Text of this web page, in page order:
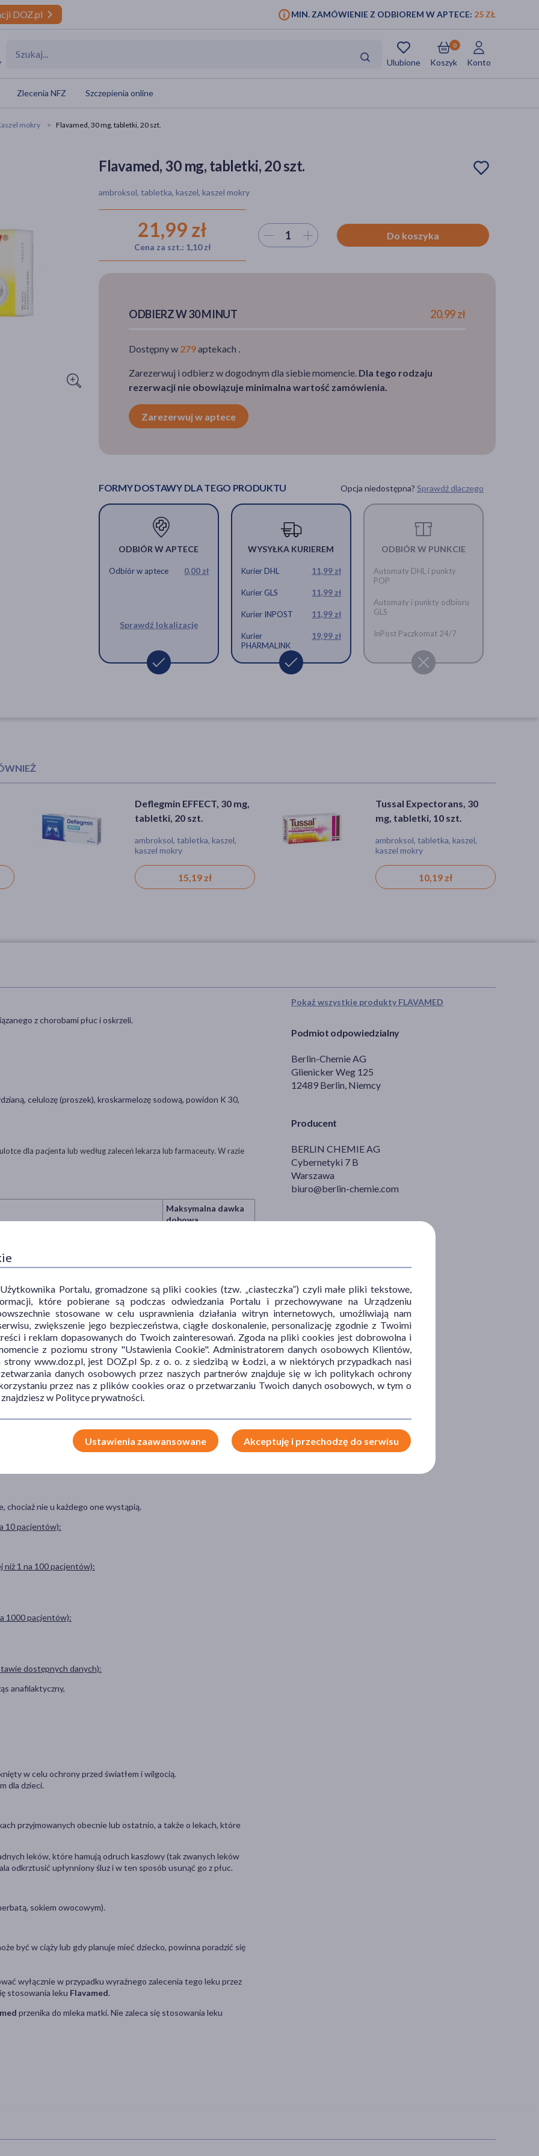
DOZ.pl MIN. ZAMÓWIENIE Z ODBIOREM W APTECE: 25 ZŁ
Ulubione Koszyk
0
Konto
Zlecenia NFZ Szczepienia online
mokry Flavamed, 30 mg, tabletki, 20 szt.
Flavamed, 30 mg, tabletki, 20 szt.
ambroksol, tabletka, kaszel, kaszel mokry
21,99 zł
Cena za szt.: 1,10 zł
Wybierz ilość Do koszyka
ODBIERZ W 30 MINUT 20,99 zł
Dostępny w 279aptekach .
Zarezerwuj i odbierz w dogodnym dla siebie momencie. Dla tego rodzaju
rezerwacji nie obowiązuje minimalna wartość zamówienia.
Zarezerwuj w aptece
FORMY DOSTAWY DLA TEGO PRODUKTU Opcja niedostępna? Sprawdź dlaczego
ODBIÓR W APTECE
Odbiór w aptece 0,00 zł
Sprawdź lokalizację
WYSYŁKA KURIEREM
Kurier DHL 11,99 zł
Kurier GLS 11,99 zł
Kurier INPOST 11,99 zł
Kurier
PHARMALINK
19,99 zł
ODBIÓR W PUNKCIE
Automaty DHL i punkty
POP
Automaty i punkty odbioru
GLS
InPost Paczkomat 24/7
Deflegmin EFFECT, 30 mg,
tabletki, 20 szt.
ambroksol, tabletka, kaszel,
kaszel mokry
15,19 zł
Tussal Expectorans, 30
mg, tabletki, 10 szt.
ambroksol, tabletka, kaszel,
kaszel mokry
10,19 zł
Flavamed, 60 mg, tabletki
musujące, 10 szt.
ambroksol, tabletka, kaszel,
kaszel mokry
18,29 zł
Flavamed max, 30 mg/5 ml,
roztwór doustny, 100 ml
ambroksol, syrop, kaszel, kaszel
mokry
16,99 zł
Pokaż wszystkie produkty FLAVAMED
Podmiot odpowiedzialny
Berlin-Chemie AG
Glienicker Weg 125
12489 Berlin, Niemcy
Producent
BERLIN CHEMIE AG
Cybernetyki 7 B
Warszawa
biuro@berlin-chemie.com
z chorobami płuc i oskrzeli.
celulozę (proszek), kroskarmelozę sodową, powidon K 30,
dla pacjenta lub według zaleceń lekarza lub farmaceuty. W razie
Maksymalna dawka
dobowa
3 razy na dobę, następnie 1
odpowiednią ilością płynu (wody, herbaty, soku owocowego).
dłużej niż 4 – 5 dni.
ulegają nasileniu, należy niezwłocznie zgłosić się do lekarza.
mocne lub za słabe, należy zwrócić się do lekarza lub farmaceuty.
zmniejszego jego lepkość i pobudza nabłonek dróg
z chorobami płuc i oskrzeli.
ambroksolu chlorowodorek lub którykolwiek ze składników tego
chociaż nie u każdego one wystąpią.
10 pacjentów):
niż 1 na 100 pacjentów):
1000 pacjentów):
dostępnych danych):
anafilaktyczny,
w celu ochrony przed światłem i wilgocią.
dla dzieci.
przyjmowanych obecnie lub ostatnio, a także o lekach, które
leków, które hamują odruch kaszlowy (tak zwanych leków
odkrztusić upłynniony śluz i w ten sposób usunąć go z płuc.
sokiem owocowym).
być w ciąży lub gdy planuje mieć dziecko, powinna poradzić się
wyłącznie w przypadku wyraźnego zalecenia tego leku przez
stosowania leku Flavamed.
przenika do mleka matki. Nie zaleca się stosowania leku
Portalu, gromadzone są pliki cookies (tzw. „ciasteczka”) czyli małe pliki tekstowe,
które pobierane są podczas odwiedzania Portalu i przechowywane na Urządzeniu
stosowane w celu usprawnienia działania witryn internetowych, umożliwiają nam
zwiększenie jego bezpieczeństwa, ciągłe doskonalenie, personalizację zgodnie z Twoimi
i reklam dopasowanych do Twoich zainteresowań. Zgoda na pliki cookies jest dobrowolna i
z poziomu strony "Ustawienia Cookie". Administratorem danych osobowych Klientów,
www.doz.pl, jest DOZ.pl Sp. z o. o. z siedzibą w Łodzi, a w niektórych przypadkach nasi
danych osobowych przez naszych partnerów znajduje się w ich politykach ochrony
przez nas z plików cookies oraz o przetwarzaniu Twoich danych osobowych, w tym o
w Polityce prywatności.
Ustawienia zaawansowane Akceptuję i przechodzę do serwisu